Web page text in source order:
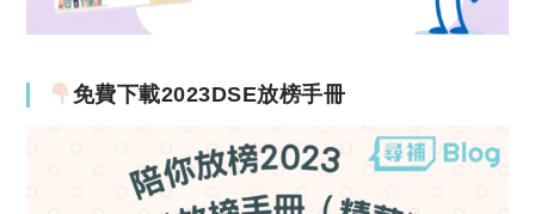
免費下載2023DSE放榜手冊